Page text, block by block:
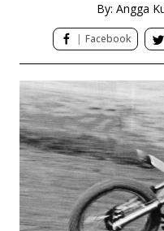
By: Angga
| Facebook